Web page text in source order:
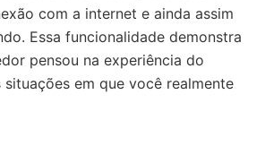
com a internet e ainda assim
Essa funcionalidade demonstra
pensou na experiência do
situações em que você realmente